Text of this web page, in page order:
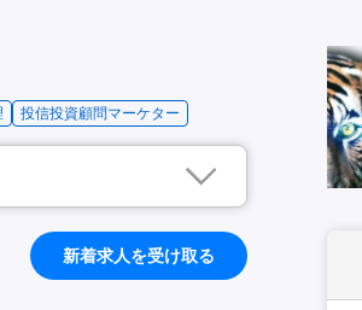
投信投資顧問マーケター
新着求人を受け取る